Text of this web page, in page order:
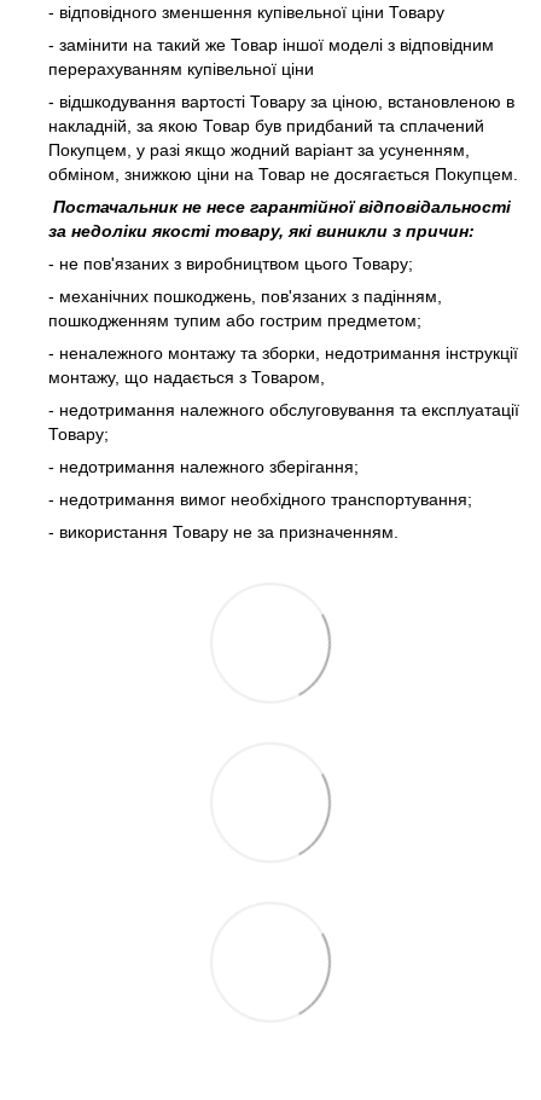
- відповідного зменшення купівельної ціни Товару
- замінити на такий же Товар іншої моделі з відповідним
перерахуванням купівельної ціни
- відшкодування вартості Товару за ціною, встановленою в
накладній, за якою Товар був придбаний та сплачений
Покупцем, у разі якщо жодний варіант за усуненням,
обміном, знижкою ціни на Товар не досягається Покупцем.
Постачальник не несе гарантійної відповідальності
за недоліки якості товару, які виникли з причин:
- не пов'язаних з виробництвом цього Товару;
- механічних пошкоджень, пов'язаних з падінням,
пошкодженням тупим або гострим предметом;
- неналежного монтажу та зборки, недотримання інструкції
монтажу, що надається з Товаром,
- недотримання належного обслуговування та експлуатації
Товару;
- недотримання належного зберігання;
- недотримання вимог необхідного транспортування;
- використання Товару не за призначенням.